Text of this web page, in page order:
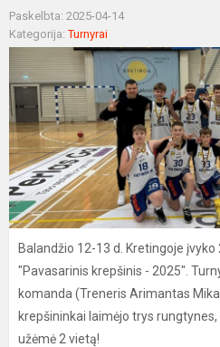
Paskelbta: 2025-04-14
Kategorija:Turnyrai
Balandžio 12-13 d. Kretingoje
"Pavasarinis krepšinis - 2025".
komanda (Treneris Arimantas
krepšininkai laimėjo trys
užėmė 2 vietą!